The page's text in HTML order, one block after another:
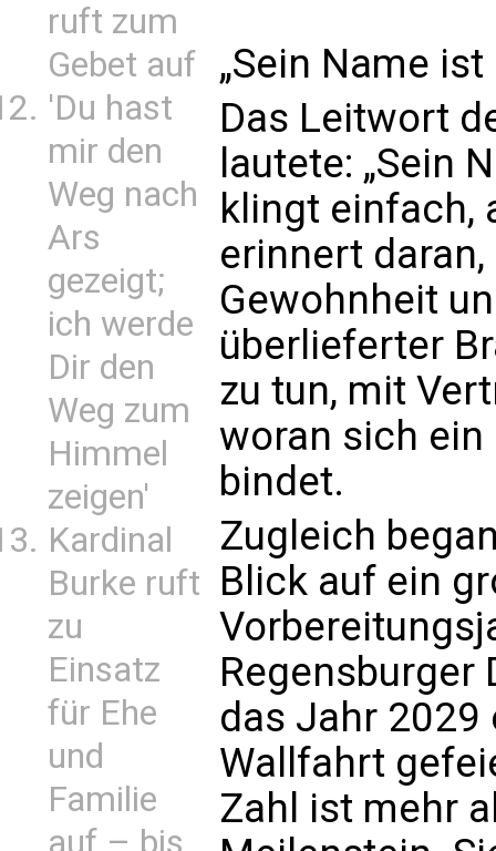
ruft zum
Gebet auf
'Du hast
mir den
Weg nach
Ars
gezeigt;
ich werde
Dir den
Weg zum
Himmel
zeigen'
Kardinal
Burke ruft
zu
Einsatz
für Ehe
und
Familie
auf – bis
„Sein Name ist
Das Leitwort
lautete: „Sein
klingt einfach,
erinnert
Gewohnheit
überlieferter
zu tun, mit
woran sich
bindet.
Zugleich
Blick auf ein
das Jahr 2029
Wallfahrt
Zahl ist mehr